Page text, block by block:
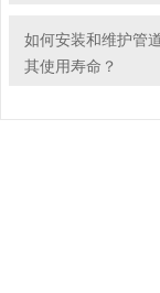
如何安装和维护管
其使用寿命？